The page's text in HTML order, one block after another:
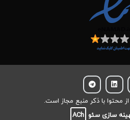
محتوا با ذکر منبع مجاز است.
سازی سئو ACh